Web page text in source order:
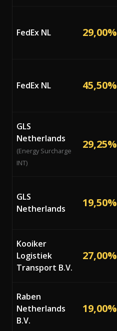
FedEx NL 29,00%
FedEx NL 45,50%
GLS
Netherlands
(Energy Surcharge
INT)
29,25%
GLS
Netherlands
19,50%
Kooiker
Logistiek
Transport B.V.
27,00%
Raben
Netherlands
B.V.
19,00%